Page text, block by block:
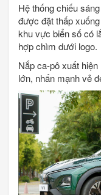
Hệ thống chiếu
được đặt thấp
khu vực biển số có
hợp chìm dưới logo.
Nắp ca-pô xuất
lớn, nhấn mạnh vẻ